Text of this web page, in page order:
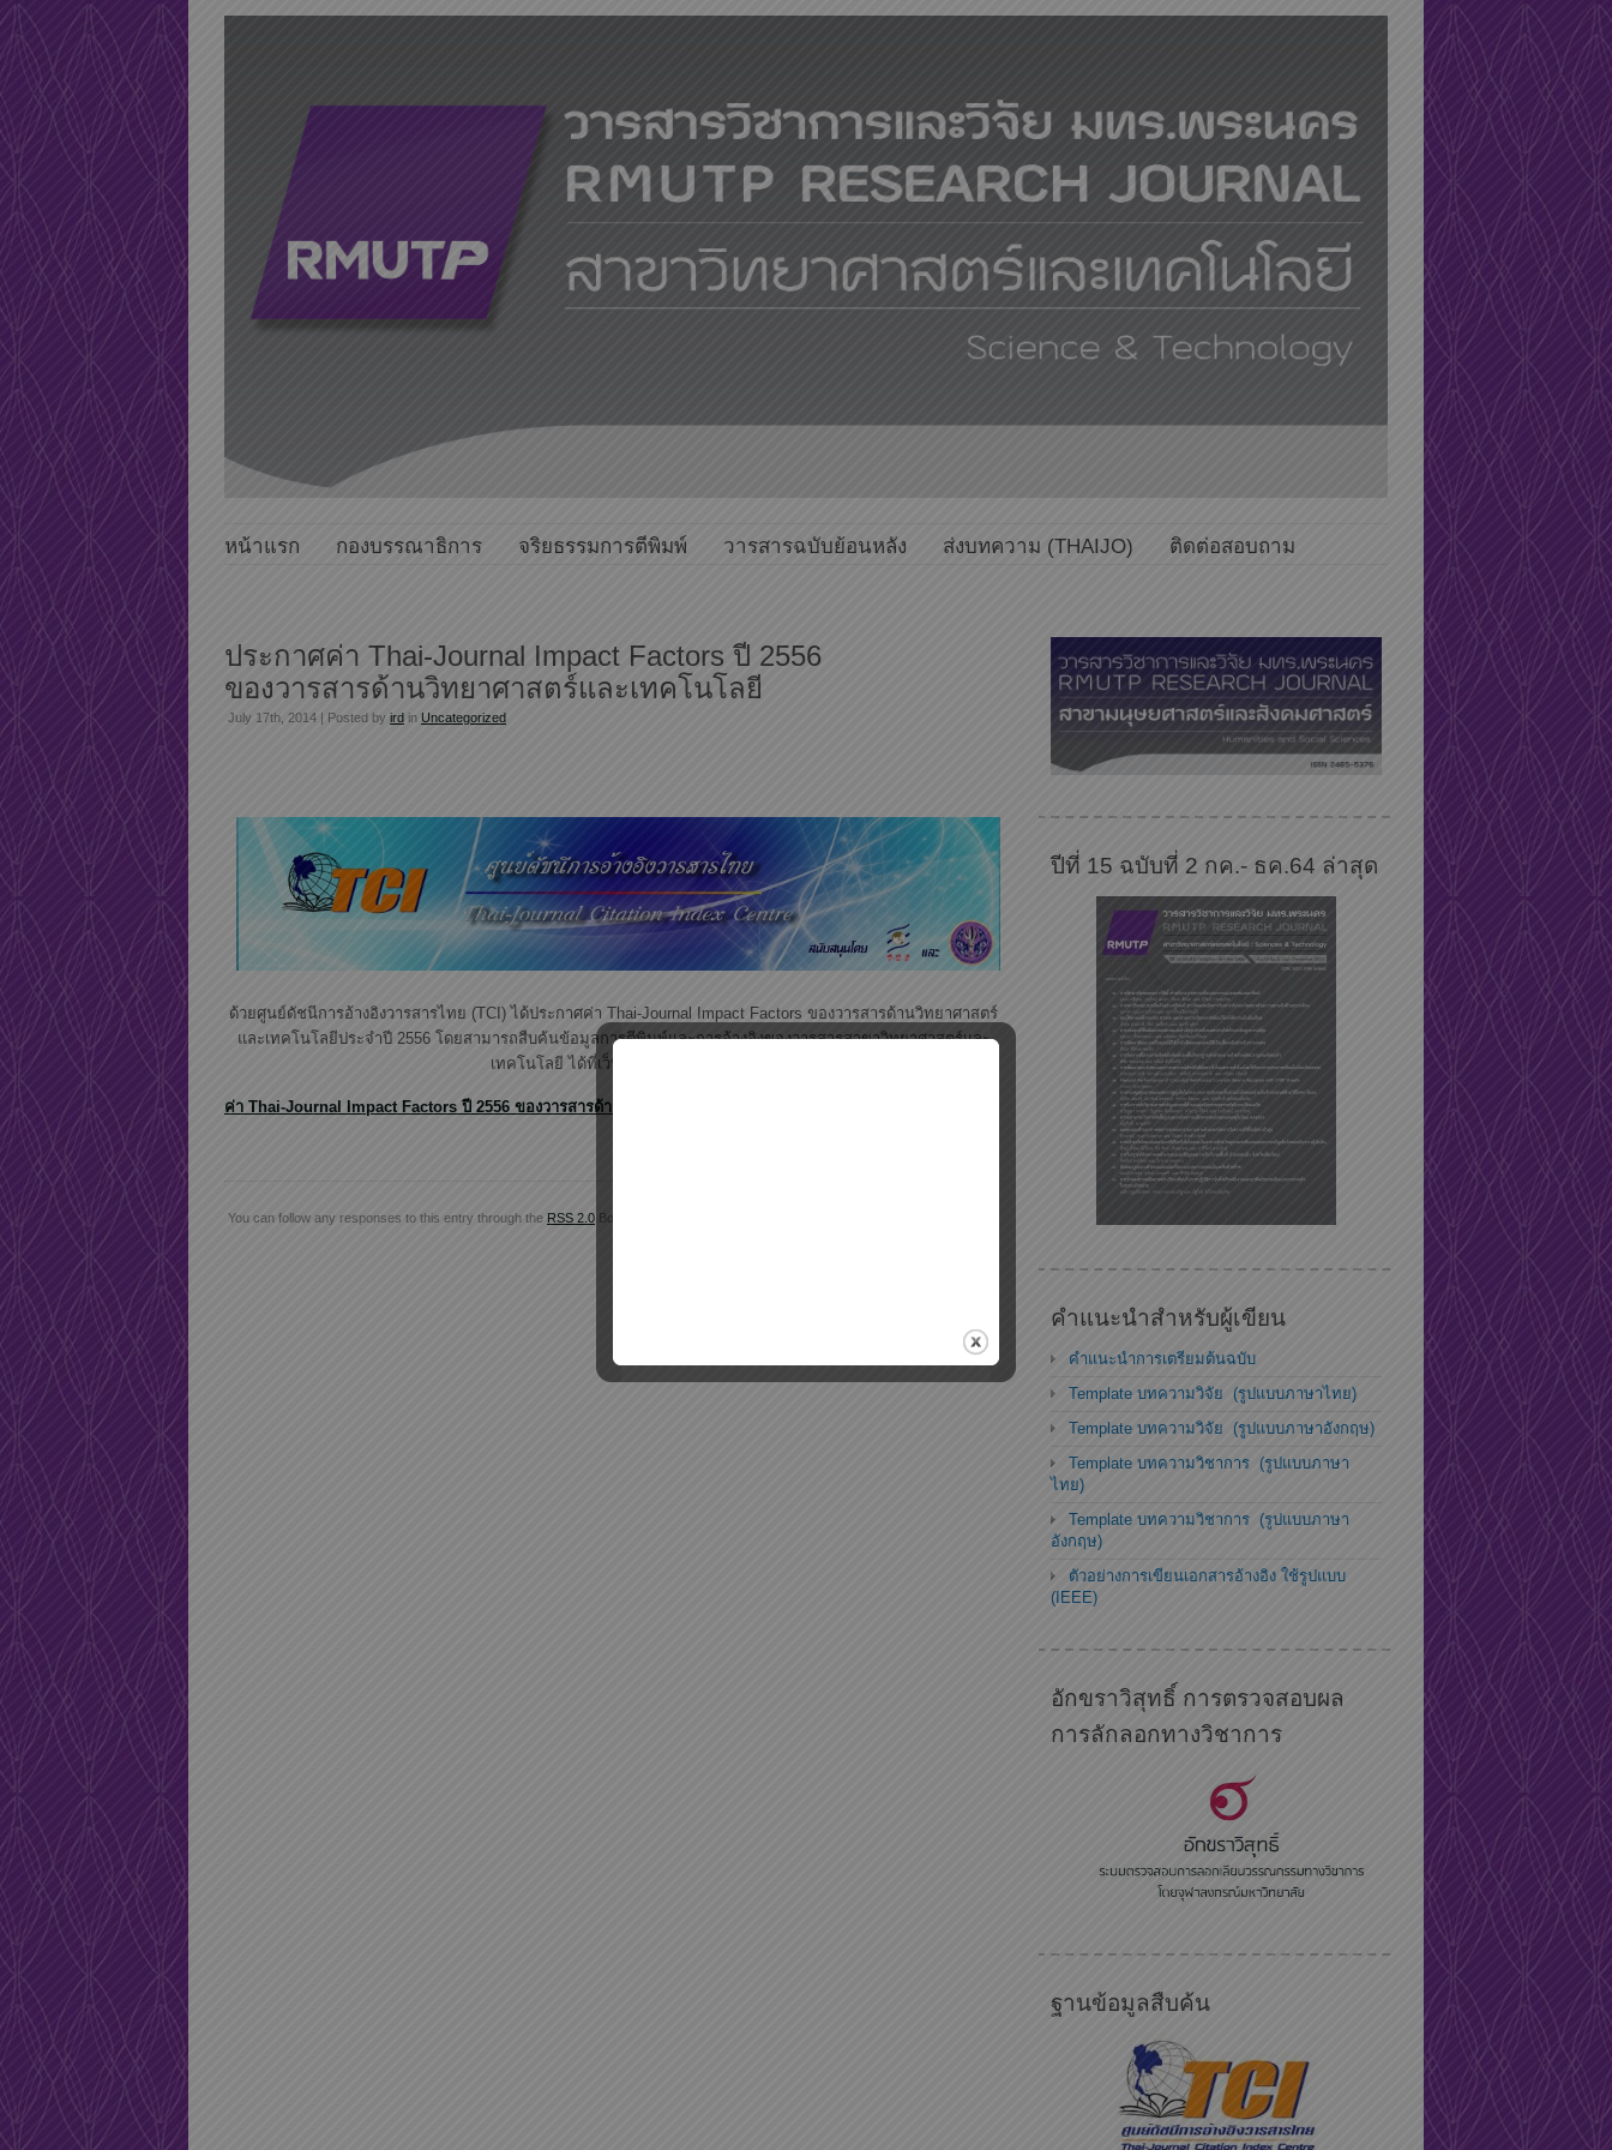
หน้าแรก กองบรรณาธิการ จริยธรรมการตีพิมพ์ วารสารฉบับย้อนหลัง ส่งบทความ (THAIJO) ติดต่อสอบถาม
ประกาศค่า Thai-Journal Impact Factors ปี 2556
ของวารสารด้านวิทยาศาสตร์และเทคโนโลยี
July 17th, 2014 | Posted by ird in Uncategorized
ด้วยศูนย์ดัชนีการอ้างอิงวารสารไทย (TCI) ได้ประกาศค่า Thai-Journal Impact Factors ของวารสารด้านวิทยาศาสตร์
และเทคโนโลยีประจำปี 2556 โดยสามารถสืบค้นข้อมูลการตีพิมพ์และการอ้างอิงของวารสารสาขาวิทยาศาสตร์และ
เทคโนโลยี ได้ที่เว็บไซต์ของศูนย์ TCI
ค่า Thai-Journal Impact Factors ปี 2556 ของวารสารด้านวิทยาศาสตร์และเทคโนโลยี
You can follow any responses to this entry through the RSS 2.0 Both comments and pings are currently closed.
ปีที่ 15 ฉบับที่ 2 กค.- ธค.64 ล่าสุด
คำแนะนำสำหรับผู้เขียน
คำแนะนำการเตรียมต้นฉบับ
Template บทความวิจัย (รูปแบบภาษาไทย)
Template บทความวิจัย (รูปแบบภาษาอังกฤษ)
Template บทความวิชาการ (รูปแบบภาษา
ไทย)
Template บทความวิชาการ (รูปแบบภาษา
อังกฤษ)
ตัวอย่างการเขียนเอกสารอ้างอิง ใช้รูปแบบ
(IEEE)
อักขราวิสุทธิ์ การตรวจสอบผล
การลักลอกทางวิชาการ
ฐานข้อมูลสืบค้น